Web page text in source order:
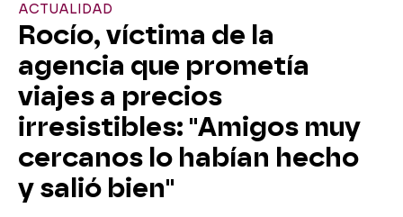
ACTUALIDAD
Rocío, víctima de la
agencia que prometía
viajes a precios
irresistibles: "Amigos muy
cercanos lo habían hecho
y salió bien"